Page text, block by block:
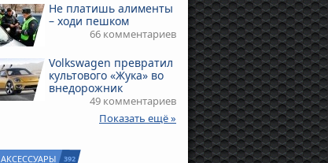
Не платишь алименты
– ходи пешком
66 комментариев
Volkswagen превратил
культового «Жука» во
внедорожник
49 комментариев
Показать ещё »
АКСЕССУАРЫ 392